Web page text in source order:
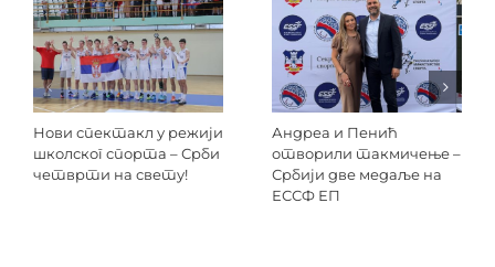
Нови спектакл у режији
школског спорта – Срби
четврти на свету!
Андреа и Пенић
отворили такмичење –
Србији две медаље на
ЕССФ ЕП